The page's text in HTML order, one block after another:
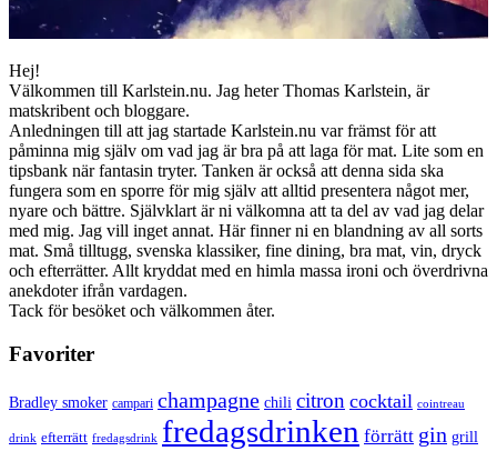
Hej!
Välkommen till Karlstein.nu. Jag heter Thomas Karlstein, är
matskribent och bloggare.
Anledningen till att jag startade Karlstein.nu var främst för att
påminna mig själv om vad jag är bra på att laga för mat. Lite som en
tipsbank när fantasin tryter. Tanken är också att denna sida ska
fungera som en sporre för mig själv att alltid presentera något mer,
nyare och bättre. Självklart är ni välkomna att ta del av vad jag delar
med mig. Jag vill inget annat. Här finner ni en blandning av all sorts
mat. Små tilltugg, svenska klassiker, fine dining, bra mat, vin, dryck
och efterrätter. Allt kryddat med en himla massa ironi och överdrivna
anekdoter ifrån vardagen.
Tack för besöket och välkommen åter.
Favoriter
Bradley smoker campari champagne chili citron cocktail cointreau
drink efterrätt fredagsdrink fredagsdrinken förrätt gin grill